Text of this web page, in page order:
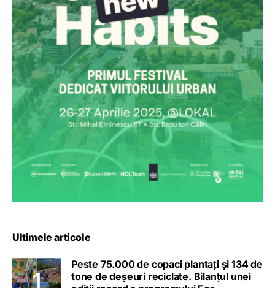
Ultimele articole
Peste 75.000 de copaci plantați și 134 de
tone de deșeuri reciclate. Bilanțul unei